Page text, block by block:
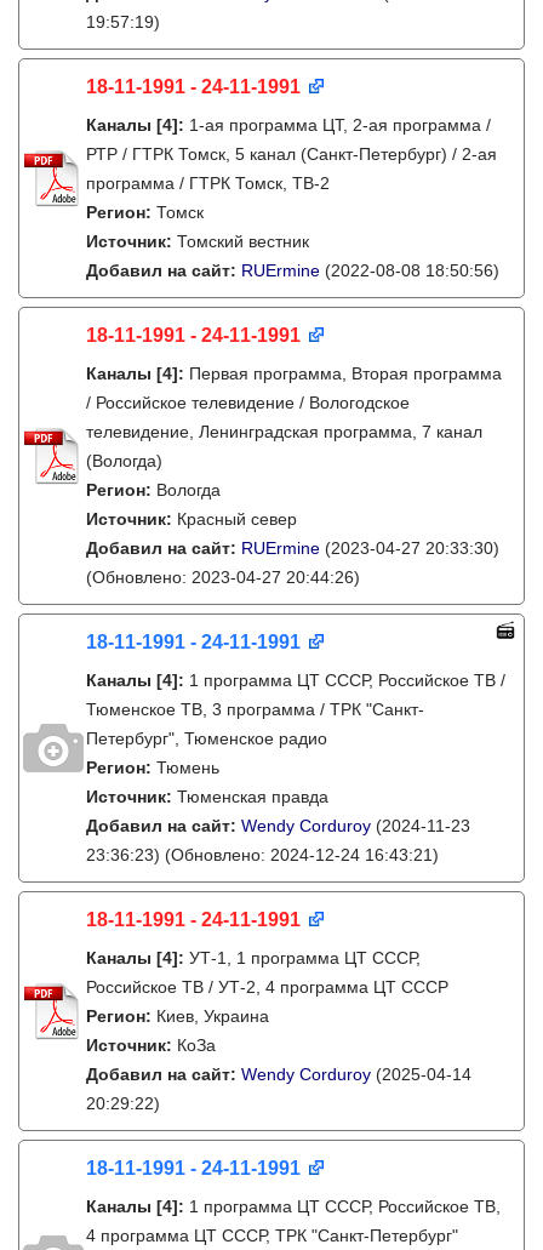
19:57:19)
18-11-1991 - 24-11-1991
Каналы [4]: 1-ая программа ЦТ, 2-ая программа /
РТР / ГТРК Томск, 5 канал (Санкт-Петербург) / 2-ая
программа / ГТРК Томск, ТВ-2
Регион: Томск
Источник: Томский вестник
Добавил на сайт: RUErmine (2022-08-08 18:50:56)
18-11-1991 - 24-11-1991
Каналы [4]: Первая программа, Вторая программа
/ Российское телевидение / Вологодское
телевидение, Ленинградская программа, 7 канал
(Вологда)
Регион: Вологда
Источник: Красный север
Добавил на сайт: RUErmine (2023-04-27 20:33:30)
(Обновлено: 2023-04-27 20:44:26)
18-11-1991 - 24-11-1991
Каналы [4]: 1 программа ЦТ СССР, Российское ТВ /
Тюменское ТВ, 3 программа / ТРК "Санкт-
Петербург", Тюменское радио
Регион: Тюмень
Источник: Тюменская правда
Добавил на сайт: Wendy Corduroy (2024-11-23
23:36:23) (Обновлено: 2024-12-24 16:43:21)
18-11-1991 - 24-11-1991
Каналы [4]: УТ-1, 1 программа ЦТ СССР,
Российское ТВ / УТ-2, 4 программа ЦТ СССР
Регион: Киев, Украина
Источник: КоЗа
Добавил на сайт: Wendy Corduroy (2025-04-14
20:29:22)
18-11-1991 - 24-11-1991
Каналы [4]: 1 программа ЦТ СССР, Российское ТВ,
4 программа ЦТ СССР, ТРК "Санкт-Петербург"